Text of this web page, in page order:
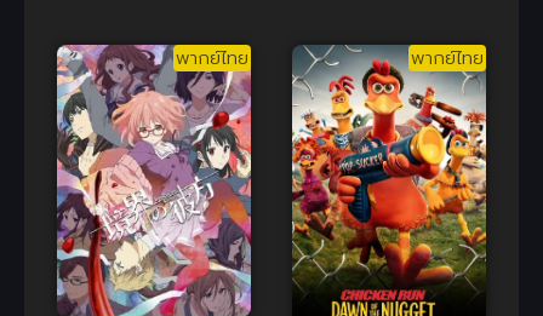
พอดีข้ามีศิษย์
พี่โคตรเทพ
พากย์ไทย พากย์ไทย